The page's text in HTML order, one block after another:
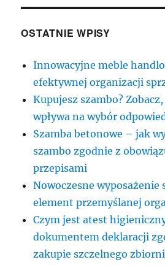
OSTATNIE WPISY
Innowacyjne meble
efektywnej organizacji
Kupujesz szambo?
wpływa na wybór
Szamba betonowe – jak
szambo zgodnie z
przepisami
Nowoczesne wyposażenie
element przemyślanej
Czym jest atest
dokumentem deklaracji
zakupie szczelnego